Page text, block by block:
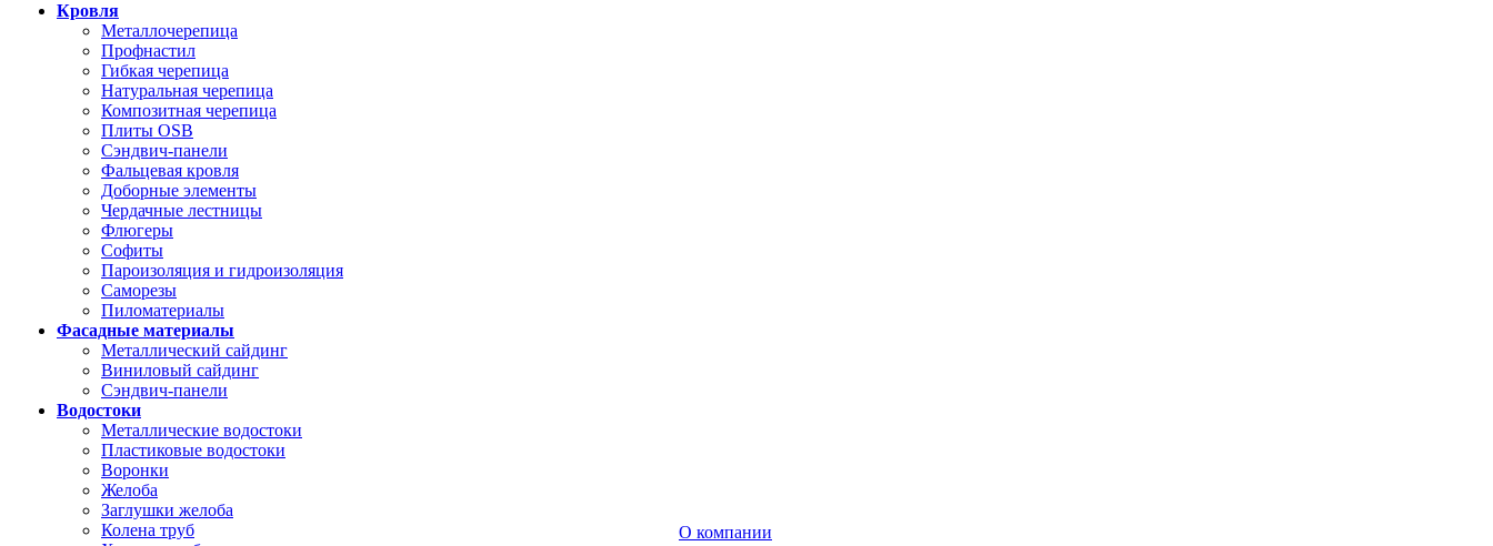
Кровля
Металлочерепица
Профнастил
Гибкая черепица
Натуральная черепица
Композитная черепица
Плиты OSB
Сэндвич-панели
Фальцевая кровля
Доборные элементы
Чердачные лестницы
Флюгеры
Софиты
Пароизоляция и гидроизоляция
Саморезы
Пиломатериалы
Фасадные материалы
Металлический сайдинг
Виниловый сайдинг
Сэндвич-панели
Водостоки
Металлические водостоки
Пластиковые водостоки
Воронки
Желоба
Заглушки желоба
Колена труб
О компании